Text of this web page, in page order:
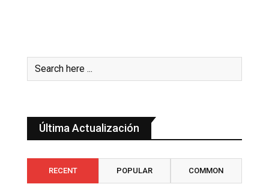
Última Actualización
RECENT POPULAR COMMON